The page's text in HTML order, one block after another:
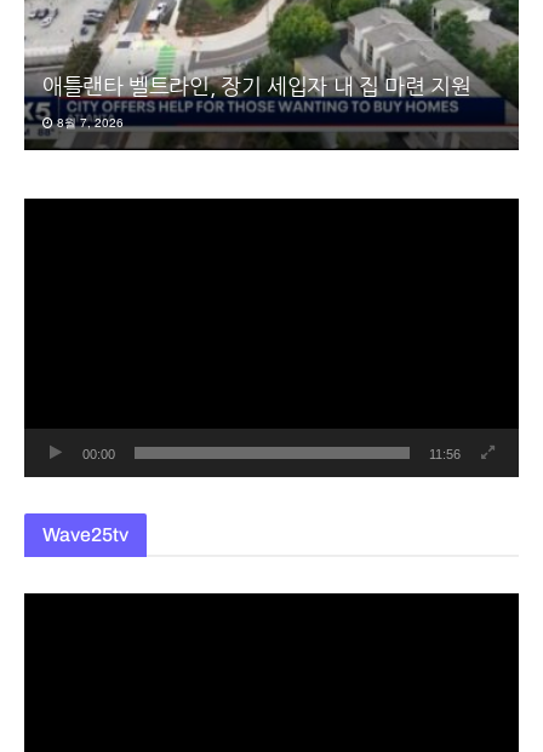
애틀랜타 벨트라인, 장기 세입자 내 집 마련 지원
8월 7, 2026
00:00 11:56
Wave25tv